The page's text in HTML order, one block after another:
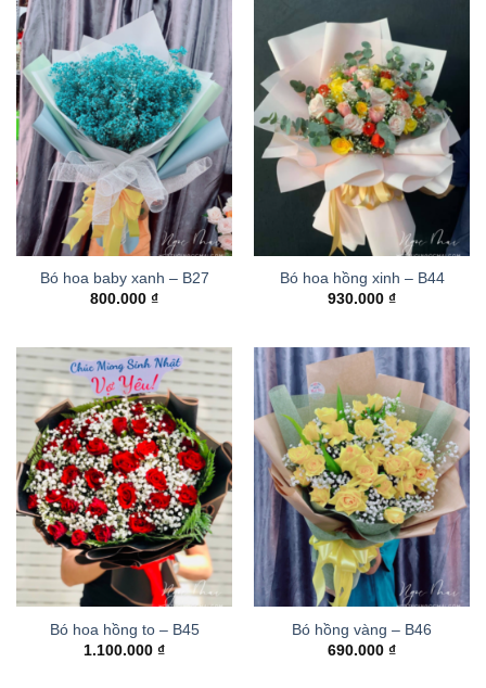
Bó hoa baby xanh – B27
800.000 ₫
Bó hoa hồng xinh – B44
930.000 ₫
Bó hoa hồng to – B45
1.100.000 ₫
Bó hồng vàng – B46
690.000 ₫